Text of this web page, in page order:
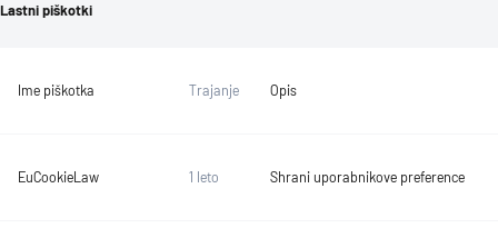
Lastni piškotki
Ime piškotka Trajanje Opis
EuCookieLaw 1 leto Shrani uporabnikove preference